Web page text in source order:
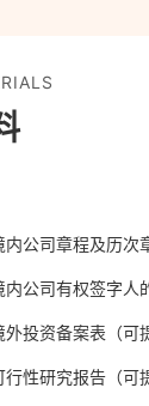
内公司章程及历次
内公司有权签字人
外投资备案表（可
行性研究报告（可